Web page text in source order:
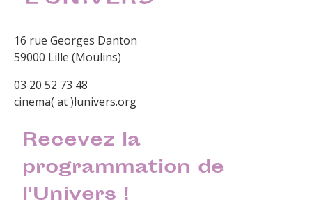
16 rue Georges Danton
59000 Lille (Moulins)
03 20 52 73 48
cinema( at )lunivers.org
Recevez la
programmation de
l'Univers !